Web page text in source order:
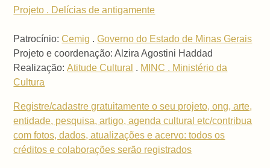
Projeto . Delícias de antigamente
Patrocínio:Cemig .Governo do Estado de Minas Gerais
Projeto e coordenação: Alzira Agostini Haddad
Realização:Atitude Cultural . MINC . Ministério da
Cultura
Registre/cadastre gratuitamente o seu projeto, ong, arte,
entidade, pesquisa, artigo, agenda cultural etc/contribua
com fotos, dados, atualizações e acervo: todos os
créditos e colaborações serão registrados